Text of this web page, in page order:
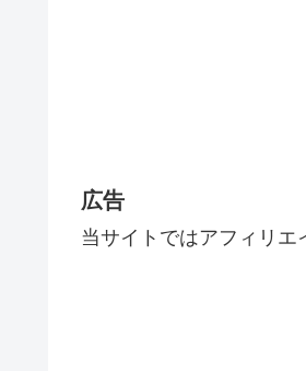
広告
当サイトではアフィリエ